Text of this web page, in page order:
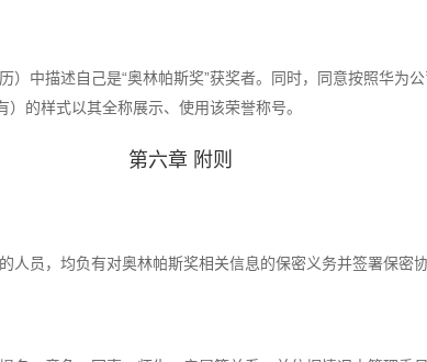
）中描述自己是“奥林帕斯奖”获奖者。同时，同意按照华为
）的样式以其全称展示、使用该荣誉称号。
第六章 附则
人员，均负有对奥林帕斯奖相关信息的保密义务并签署保密